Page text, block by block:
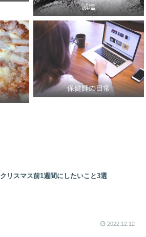
減塩
保健師の日常
クリスマス前1週間にしたいこと3選
2022.12.12